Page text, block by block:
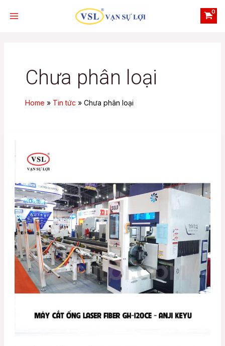
Chưa phân loại
Home Tin tức Chưa phân loại
ngành
cơ
khí
hiện
đại
bằng
máy
cắt
Laser
Fiber